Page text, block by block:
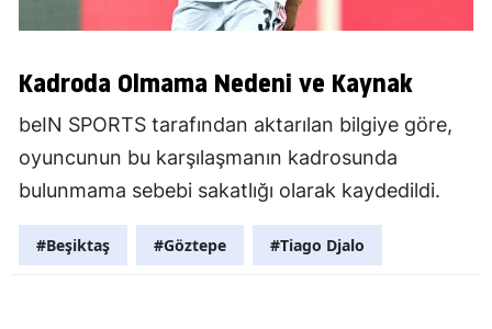
Kadroda Olmama Nedeni ve Kaynak
beIN SPORTS tarafından aktarılan bilgiye göre,
oyuncunun bu karşılaşmanın kadrosunda
bulunmama sebebi sakatlığı olarak kaydedildi.
#Beşiktaş #Göztepe #Tiago Djalo